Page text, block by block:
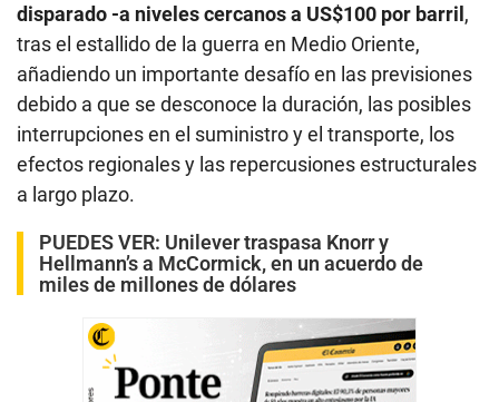
disparado -a niveles cercanos a US$100 por barril,
tras el estallido de la guerra en Medio Oriente,
añadiendo un importante desafío en las previsiones
debido a que se desconoce la duración, las posibles
interrupciones en el suministro y el transporte, los
efectos regionales y las repercusiones estructurales
a largo plazo.
PUEDES VER: Unilever traspasa Knorr y
Hellmann’s a McCormick, en un acuerdo de
miles de millones de dólares